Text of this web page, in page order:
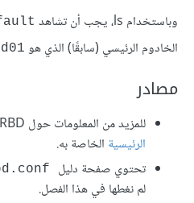
وباستخدام ls، يجب أن تشاهد
الخادوم الرئيسي (سابقًا) الذي هو
مصادر
للمزيد من المعلومات حول DRBD، راجع
الرئيسية الخاصة به.
تحتوي صفحة دليل
لم نغطها في هذا الفصل.